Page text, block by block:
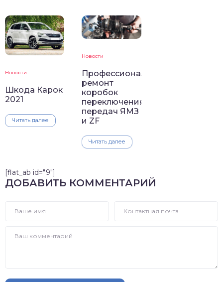
Новости
Шкода Карок
2021
Читать далее
Новости
Профессиональный
ремонт
коробок
переключения
передач ЯМЗ
и ZF
Читать далее
[flat_ab id="9"]
ДОБАВИТЬ КОММЕНТАРИЙ